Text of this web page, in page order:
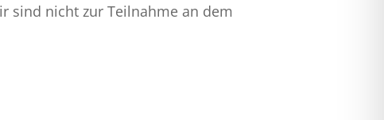
sind nicht zur Teilnahme an dem